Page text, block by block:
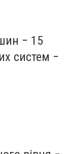
− 15
систем −